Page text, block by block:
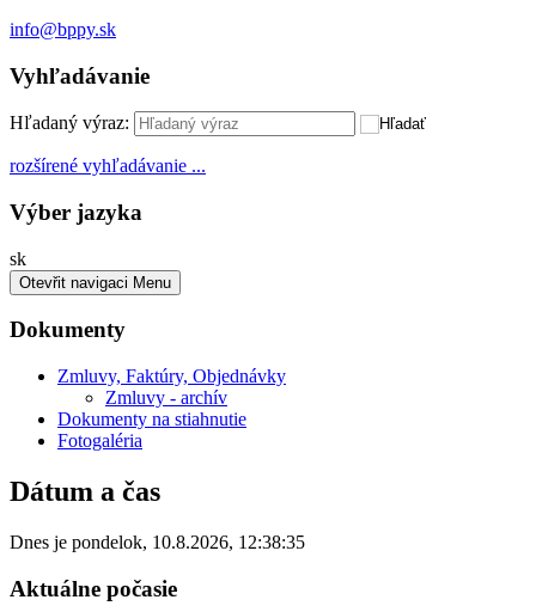
info@bppy.sk
Vyhľadávanie
Hľadaný výraz:
rozšírené vyhľadávanie ...
Výber jazyka
skSlovensky
Otevřit navigaci Menu
Dokumenty
Zmluvy, Faktúry, Objednávky
Zmluvy - archív
Dokumenty na stiahnutie
Fotogaléria
Dátum a čas
Dnes je pondelok, 10.8.2026, 12:38:35
Aktuálne počasie